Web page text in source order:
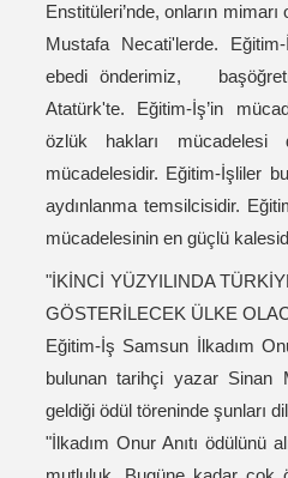
Enstitüleri’nde, onların
Mustafa Necati'lerde.
ebedi önderimiz,
Atatürk'te. Eğitim-İş’in
özlük hakları mücadelesi
mücadelesidir. Eğitim-İşliler
aydınlanma temsilcisidir.
mücadelesinin en güçlü
"İKİNCİ YÜZYILINDA
GÖSTERİLECEK ÜLKE
Eğitim-İş Samsun İlkadım
bulunan tarihçi yazar Sinan
geldiği ödül töreninde şunları
"İlkadım Onur Anıtı ödülünü